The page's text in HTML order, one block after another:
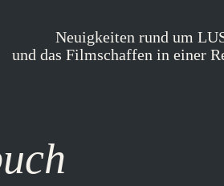
Neuigkeiten rund um
und das Filmschaffen in einer